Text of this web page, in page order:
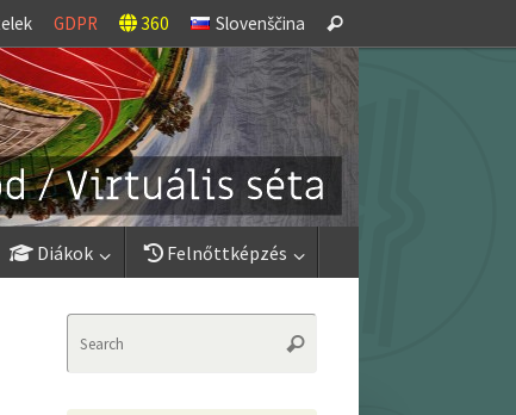
GDPR 360 Slovenščina
for:
Search
Diákok Felnőttképzés
Search